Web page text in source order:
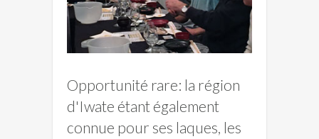
Opportunité rare: la région
d'Iwate étant également
connue pour ses laques, les